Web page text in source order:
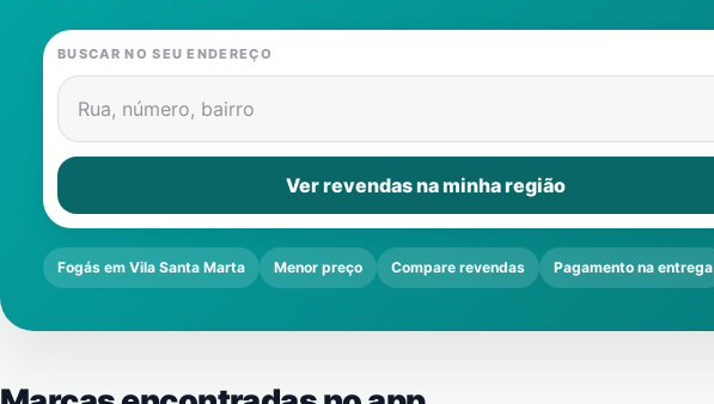
Contatos
BUSCAR NO SEU ENDEREÇO
Rua, número, bairro
Ver revendas na minha região
Fogás em Vila Santa Marta Menor preço Compare revendas Pagamento na entrega